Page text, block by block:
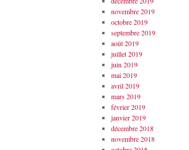
novembre 2019
octobre 2019
septembre 2019
août 2019
juillet 2019
juin 2019
mai 2019
avril 2019
mars 2019
février 2019
janvier 2019
décembre 2018
novembre 2018